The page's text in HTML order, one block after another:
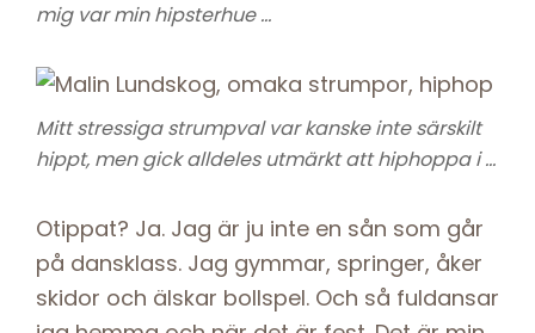
mig var min hipsterhue …
Mitt stressiga strumpval var kanske inte särskilt
hippt, men gick alldeles utmärkt att hiphoppa i …
Otippat? Ja. Jag är ju inte en sån som går
på dansklass. Jag gymmar, springer, åker
skidor och älskar bollspel. Och så fuldansar